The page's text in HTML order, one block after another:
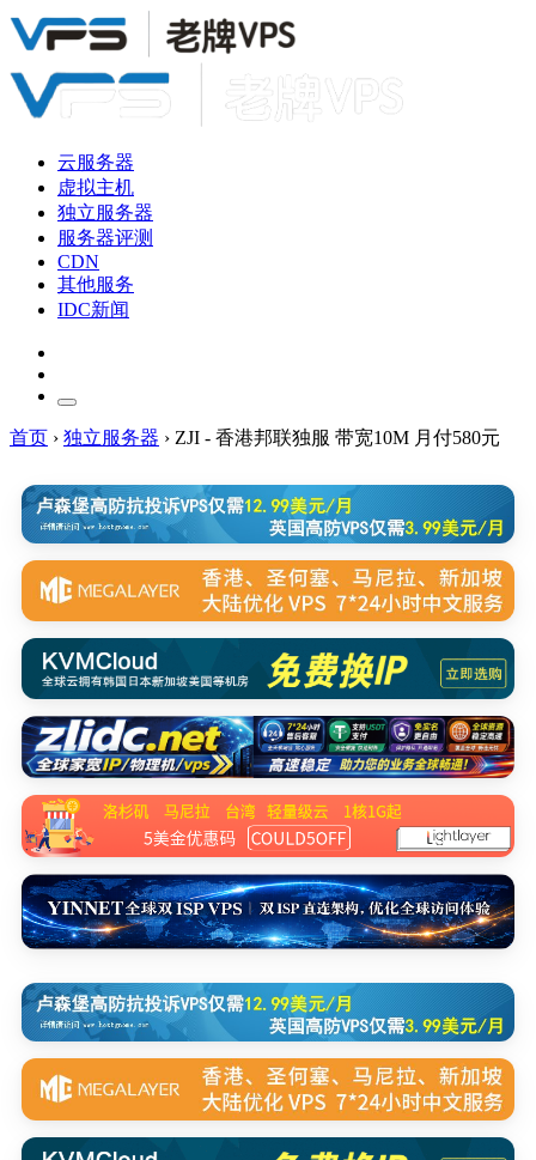
云服务器
虚拟主机
独立服务器
服务器评测
CDN
其他服务
IDC新闻
首页 › 独立服务器 › ZJI - 香港邦联独服 带宽10M 月付580元